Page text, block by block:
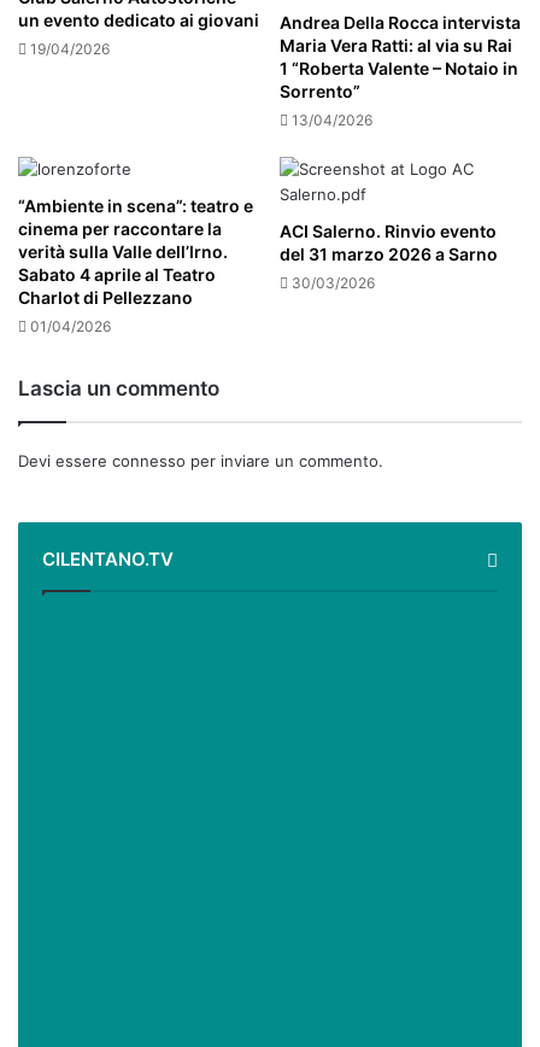
un evento dedicato ai giovani
19/04/2026
Andrea Della Rocca intervista
Maria Vera Ratti: al via su Rai
1 “Roberta Valente – Notaio in
Sorrento”
13/04/2026
“Ambiente in scena”: teatro e
cinema per raccontare la
verità sulla Valle dell’Irno.
Sabato 4 aprile al Teatro
Charlot di Pellezzano
01/04/2026
ACI Salerno. Rinvio evento
del 31 marzo 2026 a Sarno
30/03/2026
Lascia un commento
Devi essere connesso per inviare un commento.
CILENTANO.TV